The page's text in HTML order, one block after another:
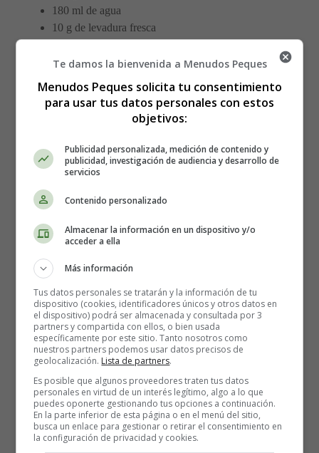
180 ml de agua
10 g de levadura fresca
200 g de mozzarella fresca
Hojas de albahaca fresca
Preparación:
harina y la sal. Amasa hasta obtener una masa
Deja reposar tapada 1-2 horas.
bandeja de horno.
y unas hojas de albahaca.
Hornea a 220 ºC durante 10-12 minutos.
👉 Consejo: si tienes piedra para pizza, úsala, dará un
resultado más crujiente.
3. Risotto ai Funghi 🍄
Ingredientes (para 2 personas):
Te damos la bienvenida a Menudos Peques
Menudos Peques solicita tu consentimiento
para usar tus datos personales con estos
objetivos:
Publicidad personalizada, medición de contenido y
publicidad, investigación de audiencia y desarrollo de
servicios
Contenido personalizado
Almacenar la información en un dispositivo y/o
acceder a ella
Más información
Tus datos personales se tratarán y la información de tu
dispositivo (cookies, identificadores únicos y otros datos en
el dispositivo) podrá ser almacenada y consultada por 3
partners y compartida con ellos, o bien usada
específicamente por este sitio. Tanto nosotros como
nuestros partners podemos usar datos precisos de
geolocalización. Lista de partners.
Es posible que algunos proveedores traten tus datos
personales en virtud de un interés legítimo, algo a lo que
puedes oponerte gestionando tus opciones a continuación.
En la parte inferior de esta página o en el menú del sitio,
busca un enlace para gestionar o retirar el consentimiento en
la configuración de privacidad y cookies.